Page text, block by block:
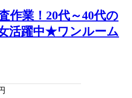
作業！20代～40代の
活躍中★ワンルーム